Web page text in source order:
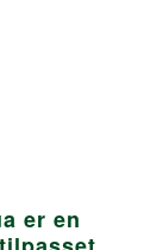
er en